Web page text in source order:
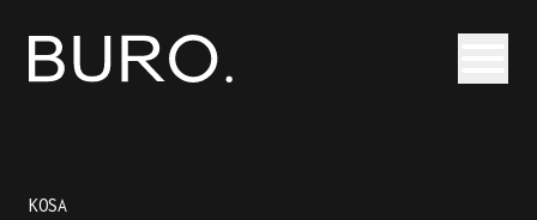
KOSA